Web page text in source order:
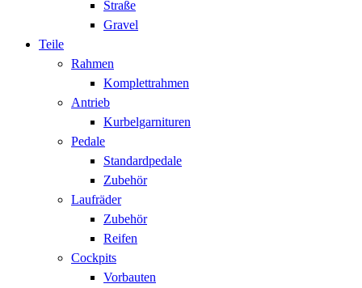
Straße
Gravel
Teile
Rahmen
Komplettrahmen
Antrieb
Kurbelgarnituren
Pedale
Standardpedale
Zubehör
Laufräder
Zubehör
Reifen
Cockpits
Vorbauten